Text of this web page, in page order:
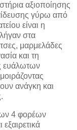
αξιοποίησης
γύρω από
είναι η
στα
μαρμελάδες
και τη
ευάλωτων
ανάγκη και
4 φορέων